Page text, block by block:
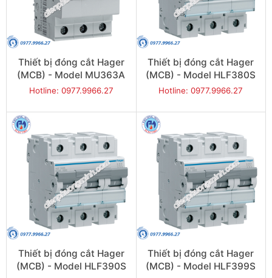
Thiết bị đóng cắt Hager
(MCB) - Model MU363A
Hotline: 0977.9966.27
Thiết bị đóng cắt Hager
(MCB) - Model HLF380S
Hotline: 0977.9966.27
Thiết bị đóng cắt Hager
(MCB) - Model HLF390S
Thiết bị đóng cắt Hager
(MCB) - Model HLF399S